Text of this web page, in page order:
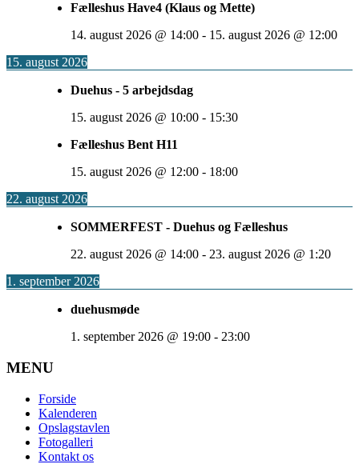
Fælleshus Have4 (Klaus og Mette)
14. august 2026 @ 14:00 - 15. august 2026 @ 12:00
15. august 2026
Duehus - 5 arbejdsdag
15. august 2026 @ 10:00 - 15:30
Fælleshus Bent H11
15. august 2026 @ 12:00 - 18:00
22. august 2026
SOMMERFEST - Duehus og Fælleshus
22. august 2026 @ 14:00 - 23. august 2026 @ 1:20
1. september 2026
duehusmøde
1. september 2026 @ 19:00 - 23:00
MENU
Forside
Kalenderen
Opslagstavlen
Fotogalleri
Kontakt os